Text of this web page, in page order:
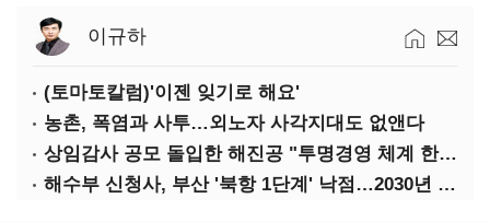
이규하
(토마토칼럼)'이젠 잊기로 해요'
농촌, 폭염과 사투…외노자 사각지대도 없앤다
상임감사 공모 돌입한 해진공 "투명경영 체계 한층 강화"
해수부 신청사, 부산 '북항 1단계' 낙점…2030년 완공 목표